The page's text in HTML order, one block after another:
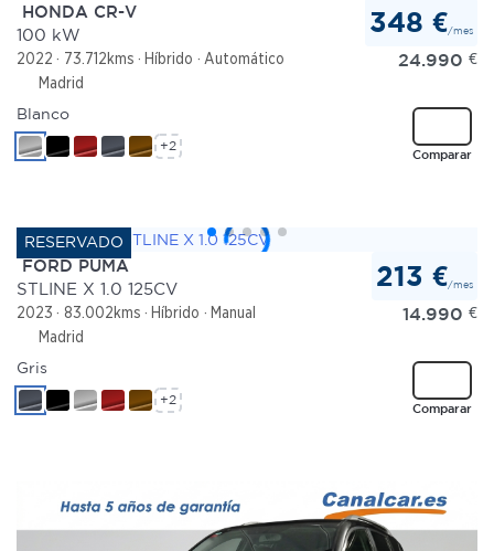
HONDA CR-V
100 kW
2022 73.712kms Híbrido
Automático
Madrid
348 €/mes
24.990 €
Comparar
Blanco
+2
FORD PUMA
STLINE X 1.0 125CV
2023 83.002kms Híbrido
Manual
Madrid
213 €/mes
14.990 €
Comparar
Gris
+2